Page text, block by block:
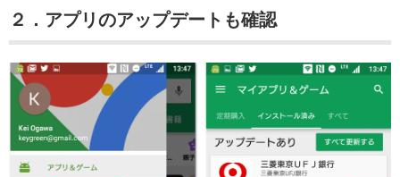
２．アプリのアップデートも確認